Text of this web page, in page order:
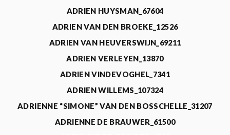
ADRIEN HUYSMAN_67604
ADRIEN VAN DEN BROEKE_12526
ADRIEN VAN HEUVERSWIJN_69211
ADRIEN VERLEYEN_13870
ADRIEN VINDEVOGHEL_7341
ADRIEN WILLEMS_107324
ADRIENNE “SIMONE” VAN DEN BOSSCHELLE_31207
ADRIENNE DE BRAUWER_61500